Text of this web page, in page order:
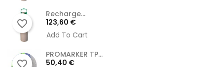
Recharge...
Prix
123,60 €
Add To Cart
favorite_border
PROMARKER TP...
Prix
50,40 €
favorite_border